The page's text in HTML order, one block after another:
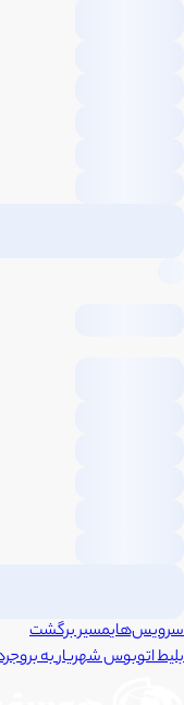
سرویس‌هایمسیر برگشت
بلیط اتوبوسشهریاربه